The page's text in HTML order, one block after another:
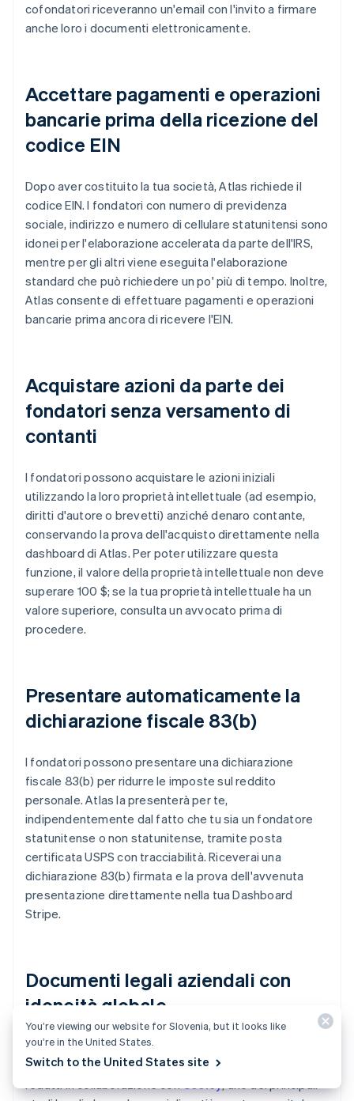
cofondatori riceveranno un'email con l'invito a firmare
anche loro i documenti elettronicamente.
Accettare pagamenti e operazioni
bancarie prima della ricezione del
codice EIN
Dopo aver costituito la tua società, Atlas richiede il
codice EIN. I fondatori con numero di previdenza
sociale, indirizzo e numero di cellulare statunitensi sono
idonei per l'elaborazione accelerata da parte dell'IRS,
mentre per gli altri viene eseguita l'elaborazione
standard che può richiedere un po' più di tempo. Inoltre,
Atlas consente di effettuare pagamenti e operazioni
bancarie prima ancora di ricevere l'EIN.
Acquistare azioni da parte dei
fondatori senza versamento di
contanti
I fondatori possono acquistare le azioni iniziali
utilizzando la loro proprietà intellettuale (ad esempio,
diritti d'autore o brevetti) anziché denaro contante,
conservando la prova dell'acquisto direttamente nella
dashboard di Atlas. Per poter utilizzare questa
funzione, il valore della proprietà intellettuale non deve
superare 100 $; se la tua proprietà intellettuale ha un
valore superiore, consulta un avvocato prima di
procedere.
Presentare automaticamente la
dichiarazione fiscale 83(b)
I fondatori possono presentare una dichiarazione
fiscale 83(b) per ridurre le imposte sul reddito
personale. Atlas la presenterà per te,
indipendentemente dal fatto che tu sia un fondatore
statunitense o non statunitense, tramite posta
certificata USPS con tracciabilità. Riceverai una
dichiarazione 83(b) firmata e la prova dell'avvenuta
presentazione direttamente nella tua Dashboard
Stripe.
Documenti legali aziendali con
idoneità globale
Atlas fornisce tutti idocumenti legali
avviare la tua azienda. I documenti Atlas C-corp sono
redatti in collaborazione conCooley, uno dei principali
You’re viewing our website for Slovenia, but it looks like
you’re in the United States.
Switch to the United States site